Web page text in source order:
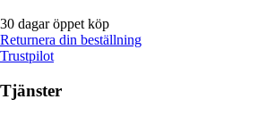
30 dagar öppet köp
Returnera din beställning
Trustpilot
Tjänster